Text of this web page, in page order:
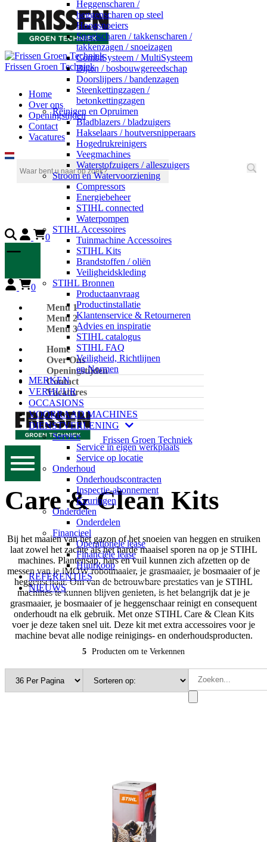
Frissen Groen Techniek
Home
Over ons
Openingstijden
Contact
Vacatures
Heggenscharen /
heggenscharen op steel
Hoogsnoeiers
Snoeischaren / takkenscharen /
takkenzagen / snoeizagen
CombiSysteem / MultiSysteem
Bijlen / bosbouwgereedschap
Doorslijpers / bandenzagen
Steenkettingzagen /
betonkettingzagen
Reinigen en Opruimen
Bladblazers / bladzuigers
Hakselaars / houtversnipperaars
Hogedrukreinigers
Veegmachines
Waterstofzuigers / alleszuigers
Stroom en Watervoorziening
Compressors
Energiebeheer
STIHL connected
Waterpompen
STIHL Accessoires
Tuinmachine Accessoires
STIHL Kits
Brandstoffen / oliën
Veiligheidskleding
STIHL Bronnen
Productaanvraag
Productinstallatie
Klantenservice & Retourneren
Advies en inspiratie
STIHL catalogus
STIHL FAQ
Veiligheid, Richtlijnen
en Normen
MERKEN
VERHUUR
OCCASIONS
VOORRAAD MACHINES
DIENSTVERLENING
Service
Service in eigen werkplaats
Service op locatie
Onderhoud
Onderhoudscontracten
Inspectie-abonnement
Keuringen
Onderdelen
Onderdelen
Financieel
Operationele lease
Financiële lease
Huurkoop
REFERENTIES
NIEUWS
0
0
Menu 1
Menu 2
Menu 3
Home
Over Ons
Openingstijden
Contact
Vacatures
Frissen Groen Techniek
Care & Clean Kits
Bij het maaien van het gazon of het snoeien van heggen en struiken
laat zowel het zachte als het harde maaisel sporen na op je STIHL
machines. Plantensap, hars en vuil kunnen zich afzetten op de
messen van je iMOW robotmaaier, je grasmaaier, je bosmaaier of je
heggenschaar. Om van de betrouwbare prestaties van je STIHL
machines te kunnen blijven genieten, is het belangrijk dat je je
grasmaaier, je bosmaaier of je heggenschaar reinigt en consequent
onderhoudt na elk gebruik. Met onze STIHL Care & Clean Kits
voer je deze taken snel uit. Deze kit met extra accessoires voor je
machine bevat alle nodige reinigings- en onderhoudsproducten.
5 Producten om te Verkennen